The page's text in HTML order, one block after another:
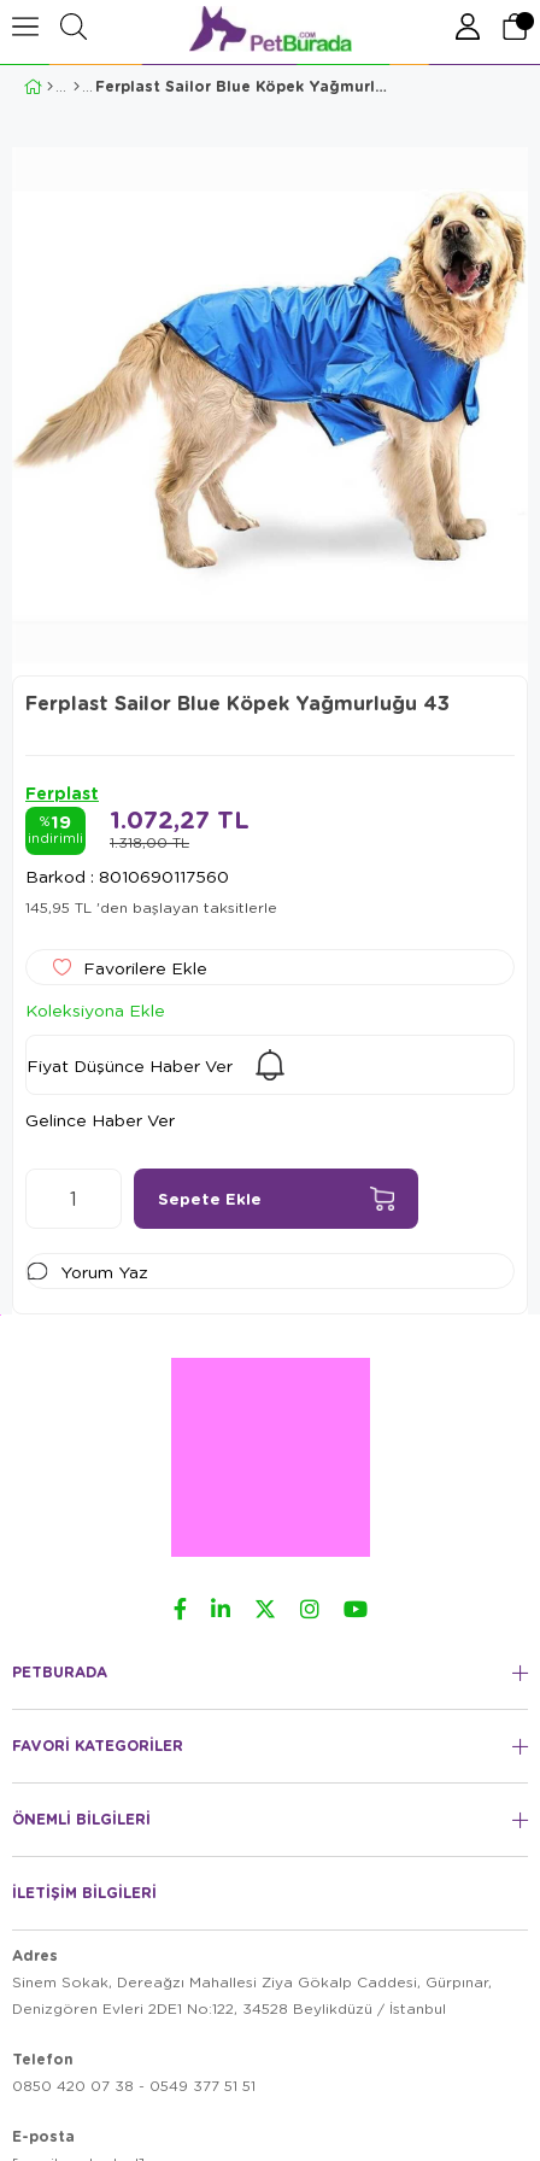
Ferplast Sailor Blue Köpek Yağmurluğu 43
Ferplast Sailor Blue Köpek Yağmurluğu 43
Ferplast
%19
indirimli 1.318,00 TL
1.072,27 TL
Barkod : 8010690117560
145,95 TL 'den başlayan taksitlerle
Favorilere Ekle
Koleksiyona Ekle
Fiyat Düşünce Haber Ver
Gelince Haber Ver
Yorum Yaz
PETBURADA
FAVORİ KATEGORİLER
ÖNEMLİ BİLGİLERİ
İLETİŞİM BİLGİLERİ
Adres
Sinem Sokak, Dereağzı Mahallesi Ziya Gökalp Caddesi, Gürpınar,
Denizgören Evleri 2DE1 No:122, 34528 Beylikdüzü / İstanbul
Telefon
0850 420 07 38 - 0549 377 51 51
E-posta